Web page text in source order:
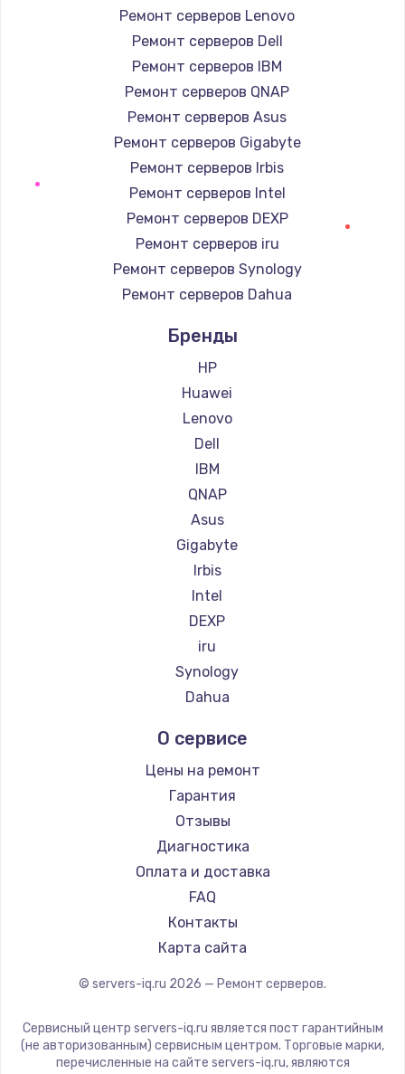
Заказать
Заказать
Замена аккумулятора
Заказать
Замена шим-контроллера
3900 руб.
Ремонт серверов Lenovo
Ремонт серверов Dell
Ремонт серверов IBM
Ремонт серверов QNAP
Ремонт серверов Asus
Ремонт серверов Gigabyte
Ремонт серверов Irbis
Ремонт серверов Intel
Ремонт серверов DEXP
Ремонт серверов iru
Ремонт серверов Synology
Ремонт серверов Dahua
Бренды
HP
Huawei
Lenovo
Dell
IBM
QNAP
Asus
Gigabyte
Irbis
Intel
DEXP
iru
Synology
Dahua
О сервисе
Цены на ремонт
Гарантия
Отзывы
Диагностика
Оплата и доставка
FAQ
Контакты
Карта сайта
© servers-iq.ru 2026 — Ремонт серверов.
Сервисный центр servers-iq.ru является пост гарантийным
(не авторизованным) сервисным центром. Торговые марки,
перечисленные на сайте servers-iq.ru, являются